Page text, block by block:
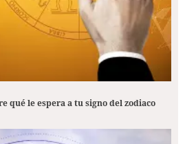
qué le espera a tu signo del zodiaco